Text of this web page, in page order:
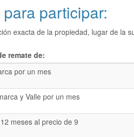
participar:
exacta de la propiedad, lugar de la
remate de:
por un mes
y Valle por un mes
meses al precio de 9